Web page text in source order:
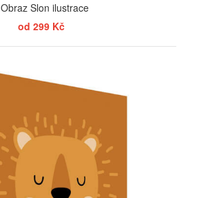
Obraz Slon ilustrace
od 299 Kč